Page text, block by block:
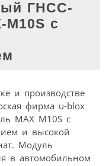
ГНСС-
с
и производстве
фирма u-blox
MAX M10S с
и высокой
Модуль
в автомобильном